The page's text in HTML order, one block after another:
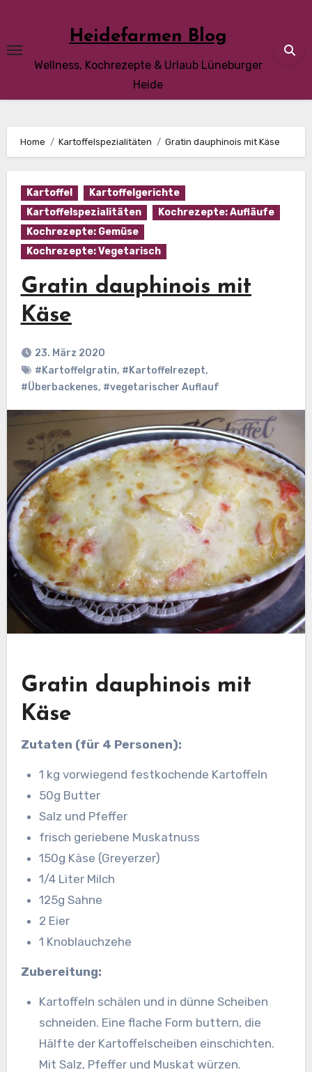
content
Heidefarmen Blog
Wellness, Kochrezepte & Urlaub Lüneburger
Heide
Home Kartoffelspezialitäten Gratin dauphinois mit Käse
Kartoffel
Kartoffelgerichte
Kartoffelspezialitäten
Kochrezepte: Aufläufe
Kochrezepte: Gemüse
Kochrezepte: Vegetarisch
Gratin dauphinois mit
Käse
23. März 2020
#Kartoffelgratin, #Kartoffelrezept,
#Überbackenes, #vegetarischer Auflauf
Gratin dauphinois mit
Käse
Zutaten (für 4 Personen):
1 kg vorwiegend festkochende Kartoffeln
50g Butter
Salz und Pfeffer
frisch geriebene Muskatnuss
150g Käse (Greyerzer)
1/4 Liter Milch
125g Sahne
2 Eier
1 Knoblauchzehe
Zubereitung:
Kartoffeln schälen und in dünne Scheiben
schneiden. Eine flache Form buttern, die
Hälfte der Kartoffelscheiben einschichten.
Mit Salz, Pfeffer und Muskat würzen.